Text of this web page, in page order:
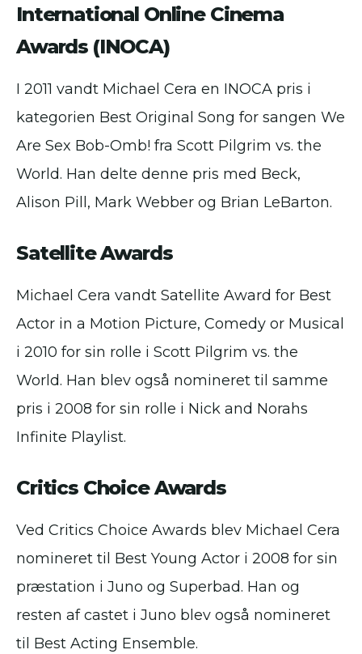
International Online Cinema
Awards (INOCA)
I 2011 vandt Michael Cera en INOCA pris i
kategorien Best Original Song for sangen We
Are Sex Bob-Omb! fra Scott Pilgrim vs. the
World. Han delte denne pris med Beck,
Alison Pill, Mark Webber og Brian LeBarton.
Satellite Awards
Michael Cera vandt Satellite Award for Best
Actor in a Motion Picture, Comedy or Musical
i 2010 for sin rolle i Scott Pilgrim vs. the
World. Han blev også nomineret til samme
pris i 2008 for sin rolle i Nick and Norahs
Infinite Playlist.
Critics Choice Awards
Ved Critics Choice Awards blev Michael Cera
nomineret til Best Young Actor i 2008 for sin
præstation i Juno og Superbad. Han og
resten af castet i Juno blev også nomineret
til Best Acting Ensemble.